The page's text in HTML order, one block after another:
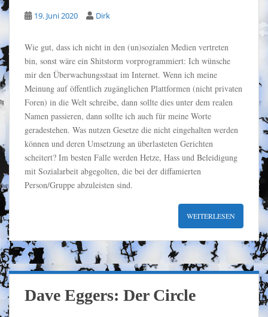
19. Juni 2020 Dirk
Wie gut, dass ich nicht in den (un)sozialen Medien vertreten
bin, sonst wäre ein Shitstorm vorprogrammiert: Ich wünsche
mir den Überwachungsstaat im Internet. Wenn ich meine
Meinung auf öffentlich zugänglichen Plattformen (nicht privaten
Foren) in die Welt schreibe, dann sollte dies unter dem realen
Namen passieren, dann sollte ich auch für meine Worte
geradestehen. Was nutzen Gesetze die nicht eingehalten werden
können und deren Umsetzung an überlasteten Gerichten
scheitert? Im besten Falle werden Hetze, Hass und Beleidigung
mit Sozialarbeit abgegolten, die bei der diffamierten
Person/Gruppe abzuleisten sind.
WEITERLESEN
Dave Eggers: Der Circle